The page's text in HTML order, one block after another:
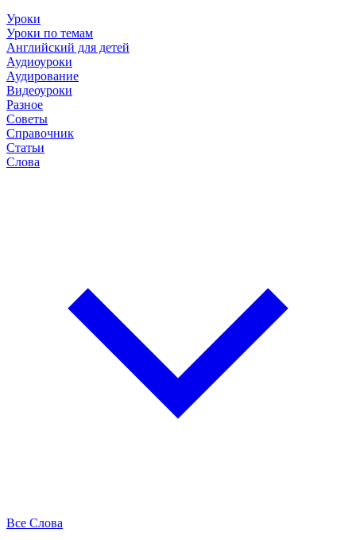
Уроки
Уроки по темам
Английский для детей
Аудиоуроки
Аудирование
Видеоуроки
Разное
Советы
Справочник
Статьи
Слова
Все Слова